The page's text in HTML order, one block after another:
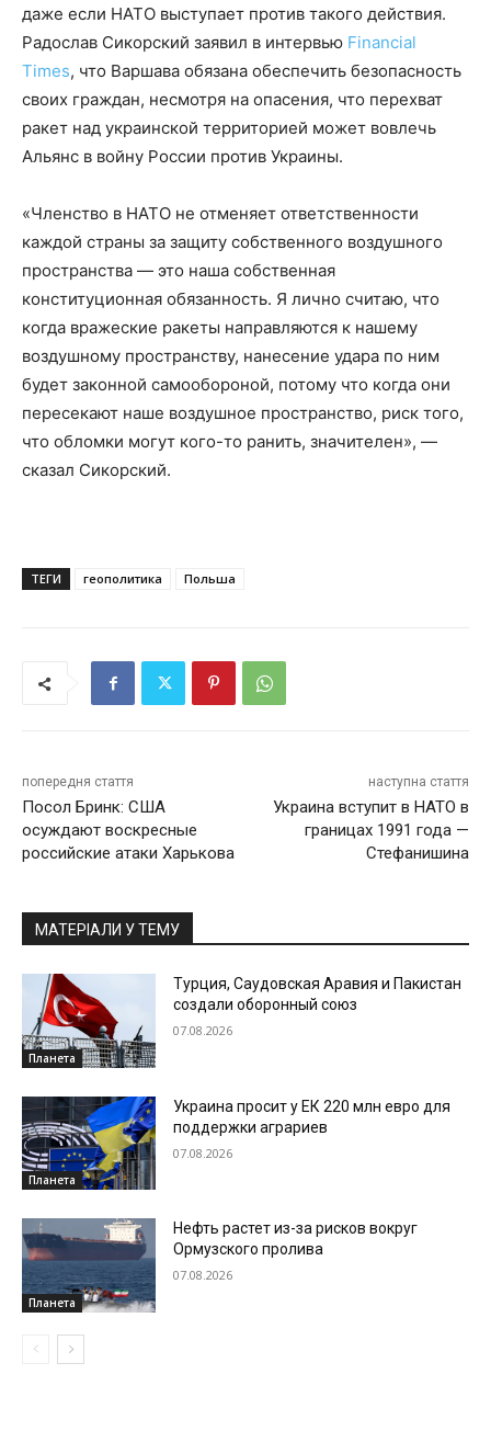
даже если НАТО выступает против такого действия.
Радослав Сикорский заявил в интервью Financial
Times, что Варшава обязана обеспечить безопасность
своих граждан, несмотря на опасения, что перехват
ракет над украинской территорией может вовлечь
Альянс в войну России против Украины.
«Членство в НАТО не отменяет ответственности
каждой страны за защиту собственного воздушного
пространства — это наша собственная
конституционная обязанность. Я лично считаю, что
когда вражеские ракеты направляются к нашему
воздушному пространству, нанесение удара по ним
будет законной самообороной, потому что когда они
пересекают наше воздушное пространство, риск того,
что обломки могут кого-то ранить, значителен», —
сказал Сикорский.
ТЕГИ геополитика Польша
попередня стаття
Посол Бринк: США
осуждают воскресные
российские атаки Харькова
наступна стаття
Украина вступит в НАТО в
границах 1991 года —
Стефанишина
МАТЕРІАЛИ У ТЕМУ
Планета
Турция, Саудовская Аравия и Пакистан
создали оборонный союз
07.08.2026
Планета
Украина просит у ЕК 220 млн евро для
поддержки аграриев
07.08.2026
Планета
Нефть растет из-за рисков вокруг
Ормузского пролива
07.08.2026